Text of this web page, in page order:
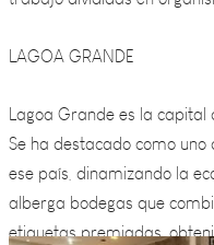
Lagoa Grande es la capital
Se ha destacado como
ese país, dinamizando la
alberga bodegas que
etiquetas premiadas,